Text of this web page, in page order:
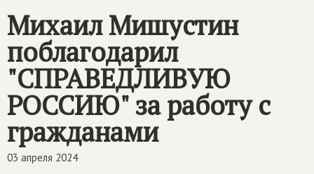
Контакты
Михаил Мишустин
поблагодарил
"СПРАВЕДЛИВУЮ
РОССИЮ" за работу с
гражданами
03 апреля 2024